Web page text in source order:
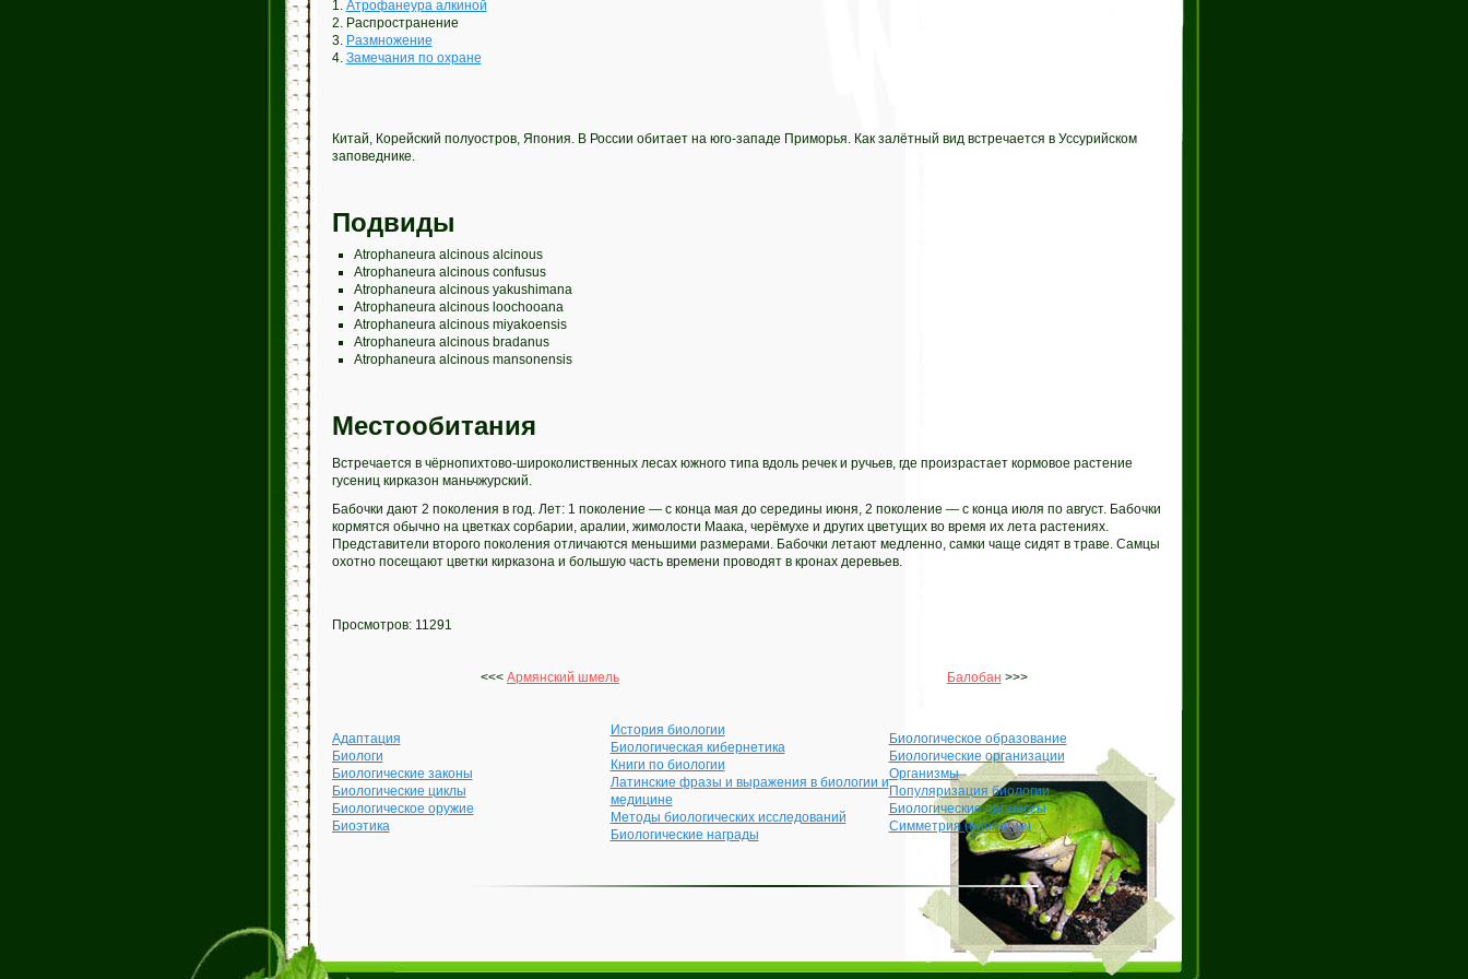
1. Атрофанеура алкиной
2. Распространение
3. Размножение
4. Замечания по охране
Китай, Корейский полуостров, Япония. В России обитает на юго-западе Приморья. Как залётный вид встречается в Уссурийском
заповеднике.
Подвиды
Atrophaneura alcinous alcinous
Atrophaneura alcinous confusus
Atrophaneura alcinous yakushimana
Atrophaneura alcinous loochooana
Atrophaneura alcinous miyakoensis
Atrophaneura alcinous bradanus
Atrophaneura alcinous mansonensis
Местообитания
Встречается в чёрнопихтово-широколиственных лесах южного типа вдоль речек и ручьев, где произрастает кормовое растение
гусениц кирказон маньчжурский.
Бабочки дают 2 поколения в год. Лет: 1 поколение — с конца мая до середины июня, 2 поколение — с конца июля по август. Бабочки
кормятся обычно на цветках сорбарии, аралии, жимолости Маака, черёмухе и других цветущих во время их лета растениях.
Представители второго поколения отличаются меньшими размерами. Бабочки летают медленно, самки чаще сидят в траве. Самцы
охотно посещают цветки кирказона и большую часть времени проводят в кронах деревьев.
Просмотров: 11291
<<< Армянский шмель Балобан >>>
Адаптация
Биологи
Биологические законы
Биологические циклы
Биологическое оружие
Биоэтика
История биологии
Биологическая кибернетика
Книги по биологии
Латинские фразы и выражения в биологии и
медицине
Методы биологических исследований
Биологические награды
Биологическое образование
Биологические организации
Организмы
Популяризация биологии
Биологические процессы
Симметрия (биология)